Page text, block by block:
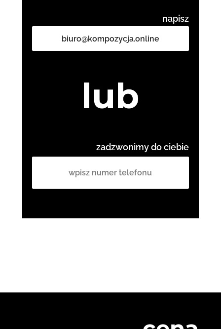
napisz
biuro@kompozycja.online
lub
zadzwonimy do ciebie